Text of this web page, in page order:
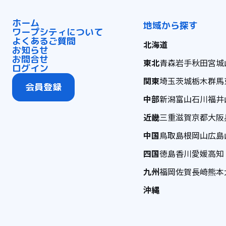
ホーム
ワープシティについて
よくあるご質問
お知らせ
お問合せ
ログイン
会員登録
地域から探す
北海道
東北青森岩手秋田宮城
関東埼玉茨城栃木群馬
中部新潟富山石川福井
近畿三重滋賀京都大阪
中国鳥取島根岡山広島
四国徳島香川愛媛高知
九州福岡佐賀長崎熊本
沖縄